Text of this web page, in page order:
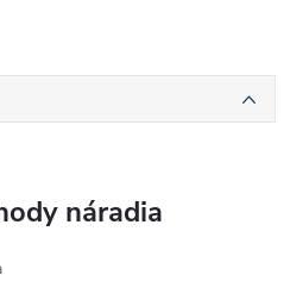
náradia